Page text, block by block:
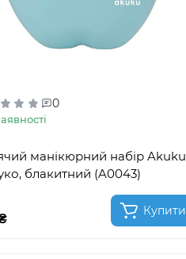
0
манікюрний набір Akuku
блакитний (A0043)
Купити